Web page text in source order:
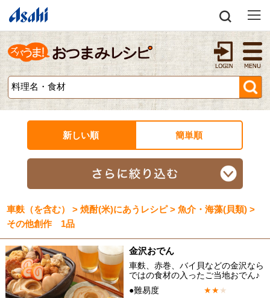
新しい順 簡単順
車麩（を含む） > 焼酎(米)にあうレシピ > 魚介・海藻(貝類) >
その他創作 1品
金沢おでん
車麩、赤巻、バイ貝などの金沢なら
ではの食材の入ったご当地おでん♪
●難易度
★★★